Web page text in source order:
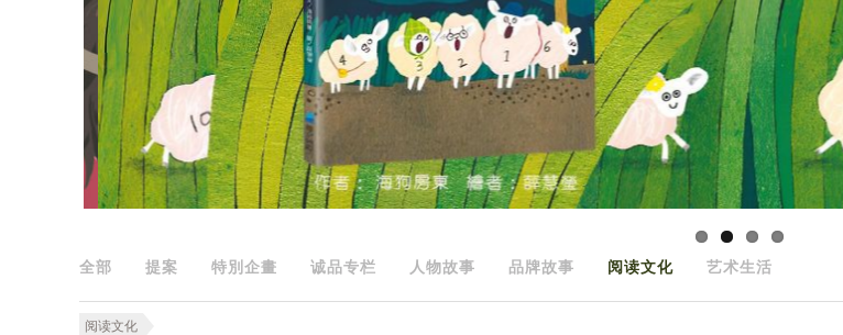
全部 提案 特別企畫 诚品专栏 人物故事 品牌故事 阅读文化 艺术生活
阅读文化